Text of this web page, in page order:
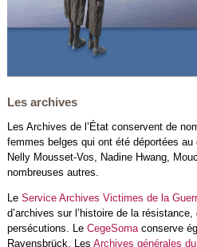
Les archives
Les Archives de l’État conservent de
femmes belges qui ont été déportées
Nelly Mousset-Vos, Nadine Hwang,
nombreuses autres.
Le Service Archives Victimes de la
d’archives sur l’histoire de la
persécutions. Le CegeSomaconserve
Ravensbrück. Les Archives générales